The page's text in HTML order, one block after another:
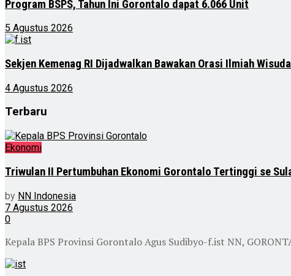
Program BSPS, Tahun Ini Gorontalo dapat 6.066 Unit
5 Agustus 2026
Sekjen Kemenag RI Dijadwalkan Bawakan Orasi Ilmiah
4 Agustus 2026
Terbaru
Ekonomi
Triwulan II Pertumbuhan Ekonomi Gorontalo Tertinggi se
by NN Indonesia
7 Agustus 2026
0
Kepala BPS Provinsi Gorontalo Agus Sudibyo-f.ist NN,